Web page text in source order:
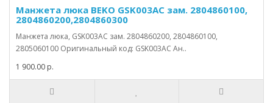
Манжета люка BEKO GSK003AC зам. 2804860100,
2804860200,2804860300
Манжета люка, GSK003AC зам. 2804860200, 2804860100,
2805060100 Оригинальный код: GSK003AC Ан..
1 900.00 р.